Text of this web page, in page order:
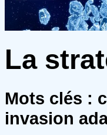
La
Mots clés :
invasion